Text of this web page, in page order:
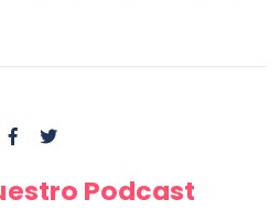
Podcast